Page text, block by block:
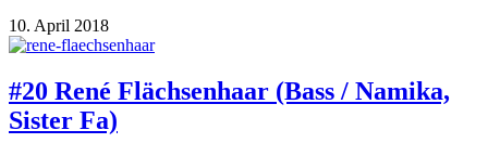
10. April 2018
#20 René Flächsenhaar (Bass / Namika,
Sister Fa)